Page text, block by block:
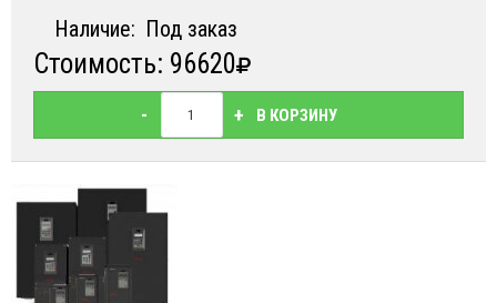
НОВОСТИ
ДОСТАВКА И ОПЛАТА
КОНТАКТЫ
Наличие: Под заказ
Стоимость: 96620
- + В КОРЗИНУ